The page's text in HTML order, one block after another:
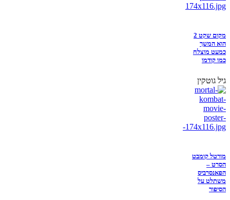
מקום שקט 2
הוא המשך
כמעט מוצלח
כמו קודמו
גיל גוטקין
מורטל קומבט
הסרט –
הפאנסרביס
משתלט על
הסיפור